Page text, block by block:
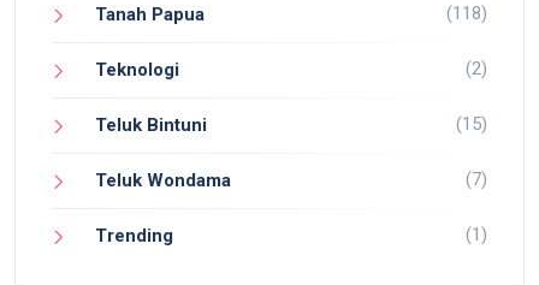
Tanah Papua (118)
Teknologi (2)
Teluk Bintuni (15)
Teluk Wondama (7)
Trending (1)